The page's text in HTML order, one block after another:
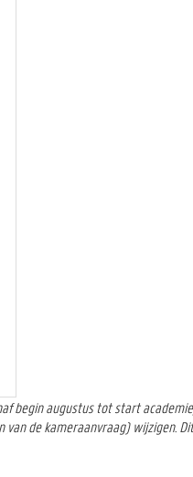
begin augustus tot start
de kameraanvraag) wijzigen.